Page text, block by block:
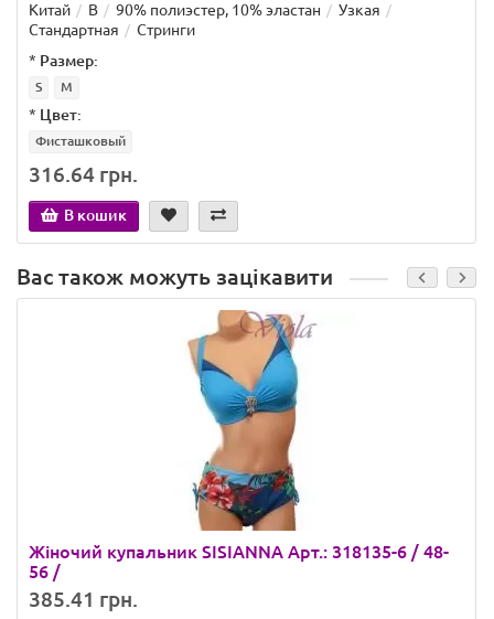
Китай B 90% полиэстер, 10% эластан
Узкая
Стандартная
Стринги
* Размер:
S M
* Цвет:
Фисташковый
316.64 грн.
В кошик
Вас також можуть зацікавити
Жіночий купальник SISIANNA Арт.: 318135-6 / 48-
56 /
385.41 грн.